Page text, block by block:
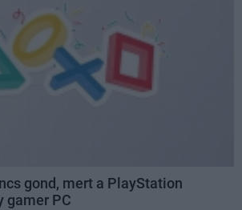
gond, mert a PlayStation
gamer PC